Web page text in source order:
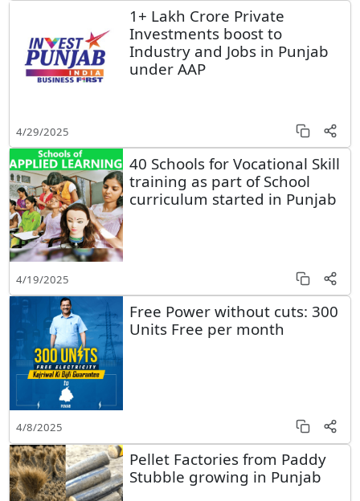
1+ Lakh Crore Private
Investments boost to
Industry and Jobs in Punjab
under AAP
4/29/2025
40 Schools for Vocational Skill
training as part of School
curriculum started in Punjab
4/19/2025
Free Power without cuts: 300
Units Free per month
4/8/2025
Pellet Factories from Paddy
Stubble growing in Punjab